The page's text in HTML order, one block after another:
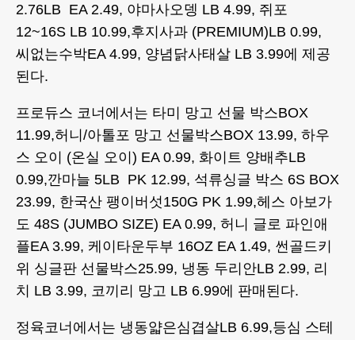
2.76LB EA 2.49, 야마사오뎅 LB 4.99, 쥐포
12~16S LB 10.99,후지사과 (PREMIUM)LB 0.99,
씨없는수박EA 4.99, 양념닭사태살 LB 3.99에 제공
된다.
프로듀스 코너에서는 타미 망고 선물 박스BOX
11.99,허니/아톨포 망고 선물박스BOX 13.99, 하우
스 오이 (온실 오이) EA 0.99, 화이트 양배추LB
0.99,깐마늘 5LB PK 12.99, 석류싱글 박스 6S BOX
23.99, 한국산 팽이버섯150G PK 1.99,헤스 아보가
도 48S (JUMBO SIZE) EA 0.99, 허니 글로 파인애
플EA 3.99, 케이타운두부 16OZ EA 1.49, 썬골드키
위 싱글판 선물박스25.99, 냉동 두리안LB 2.99, 리
치 LB 3.99, 코끼리 망고 LB 6.99에 판매된다.
정육코너에서는 냉동얇은심겹살LB 6.99,등심 스테